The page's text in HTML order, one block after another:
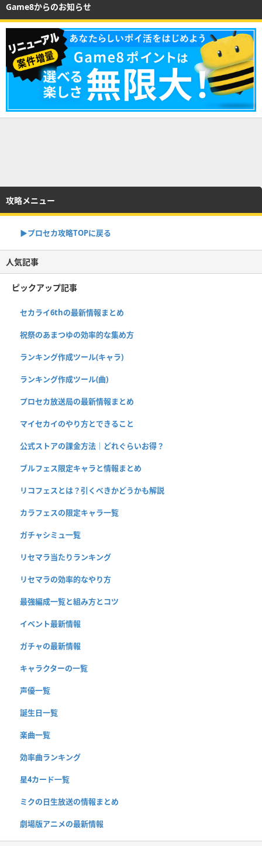
Game8からのお知らせ
攻略メニュー
▶︎プロセカ攻略TOPに戻る
人気記事
ピックアップ記事
セカライ6thの最新情報まとめ
祝祭のあまつゆの効率的な集め方
ランキング作成ツール(キャラ)
ランキング作成ツール(曲)
プロセカ放送局の最新情報まとめ
マイセカイのやり方とできること
公式ストアの課金方法｜どれぐらいお得？
ブルフェス限定キャラと情報まとめ
リコフェスとは？引くべきかどうかも解説
カラフェスの限定キャラ一覧
ガチャシミュ一覧
リセマラ当たりランキング
リセマラの効率的なやり方
最強編成一覧と組み方とコツ
イベント最新情報
ガチャの最新情報
キャラクターの一覧
声優一覧
誕生日一覧
楽曲一覧
効率曲ランキング
星4カード一覧
ミクの日生放送の情報まとめ
劇場版アニメの最新情報